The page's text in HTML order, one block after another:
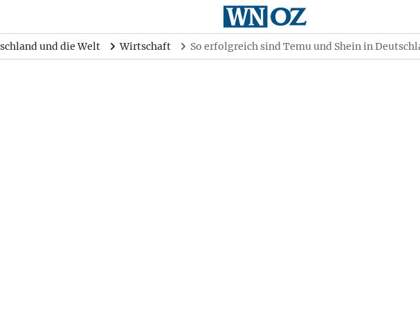
und die Welt Wirtschaft So erfolgreich sind Temu und Shein in